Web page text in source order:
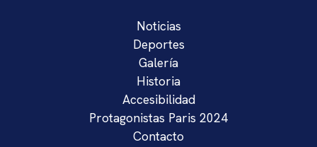
Noticias
Deportes
Galería
Historia
Accesibilidad
Protagonistas Paris 2024
Contacto